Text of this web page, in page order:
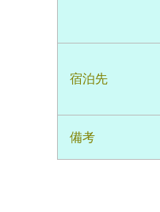
宿泊先
備考